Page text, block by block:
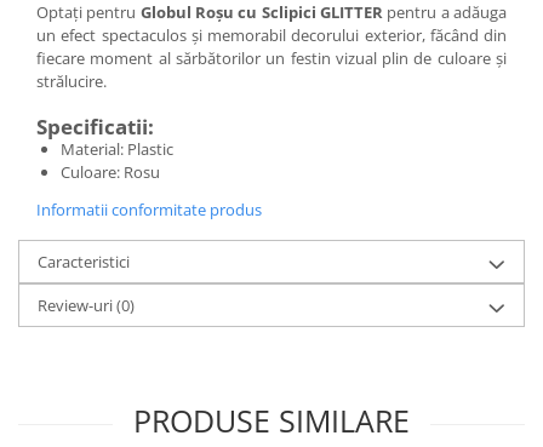
Optați pentru Globul Roșu cu Sclipici GLITTER pentru a adăuga
un efect spectaculos și memorabil decorului exterior, făcând din
fiecare moment al sărbătorilor un festin vizual plin de culoare și
strălucire.
Specificatii:
Material: Plastic
Culoare: Rosu
Informatii conformitate produs
Caracteristici
Review-uri(0)
PRODUSE SIMILARE